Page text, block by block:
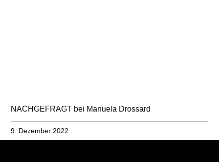
NACHGEFRAGT bei Manuela Drossard
9. Dezember 2022